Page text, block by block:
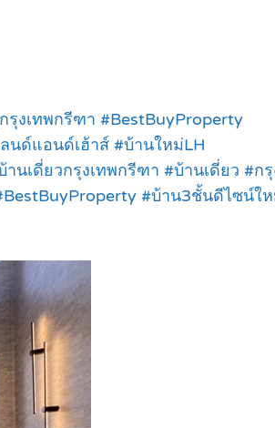
รุงเทพกรีฑา #BestBuyProperty
ด์แอนด์เฮ้าส์ #บ้านใหม่LH
เดี่ยวกรุงเทพกรีฑา #บ้านเดี่ยว #ก
#บ้าน3ชั้นดีไซน์